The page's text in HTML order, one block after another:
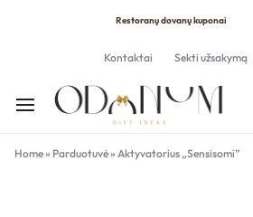
Restoranų dovanų kuponai
Kontaktai Sekti užsakymą
Home» Parduotuvė» Aktyvatorius „Sensisomi”